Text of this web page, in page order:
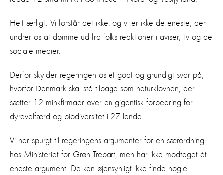
Helt ærligt: Vi forstår det ikke, og vi er ikke de eneste, der
undrer os at dømme ud fra folks reaktioner i aviser, tv og de
sociale medier.
Derfor skylder regeringen os et godt og grundigt svar på,
hvorfor Danmark skal stå tilbage som naturklovnen, der
sætter 12 minkfirmaer over en gigantisk forbedring for
dyrevelfærd og biodiversitet i 27 lande.
Vi har spurgt til regeringens argumenter for en særordning
hos Ministeriet for Grøn Trepart, men har ikke modtaget ét
eneste argument. De kan øjensynligt ikke finde nogle